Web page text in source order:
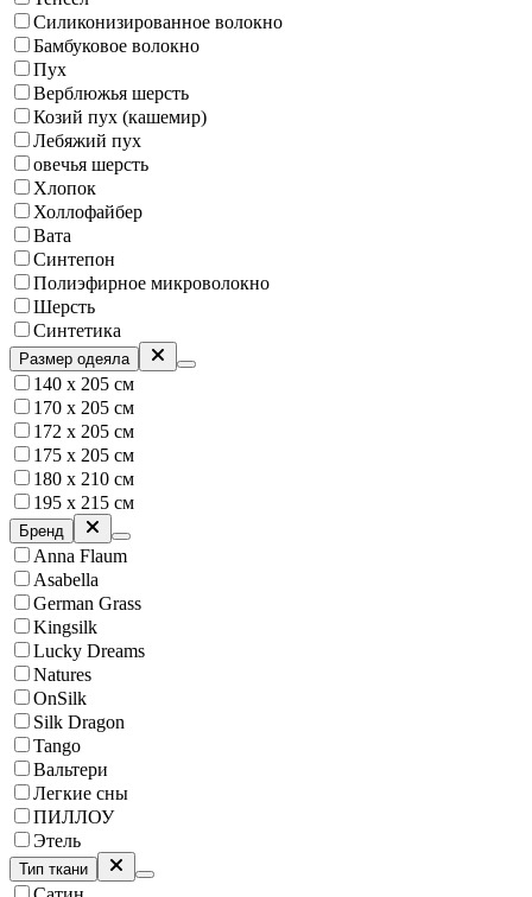
Силиконизированное волокно
Бамбуковое волокно
Пух
Верблюжья шерсть
Козий пух (кашемир)
Лебяжий пух
овечья шерсть
Хлопок
Холлофайбер
Вата
Синтепон
Полиэфирное микроволокно
Шерсть
Синтетика
Размер одеяла
140 х 205 см
170 х 205 см
172 х 205 см
175 х 205 см
180 х 210 см
195 x 215 см
Бренд
Anna Flaum
Asabella
German Grass
Kingsilk
Lucky Dreams
Natures
OnSilk
Silk Dragon
Tango
Вальтери
Легкие сны
ПИЛЛОУ
Этель
Тип ткани